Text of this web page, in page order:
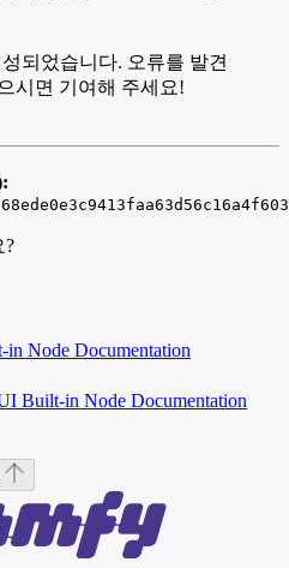
되었습니다. 오류를 발견
시면 기여해 주세요!
?
Node Documentation
Built-in Node Documentation